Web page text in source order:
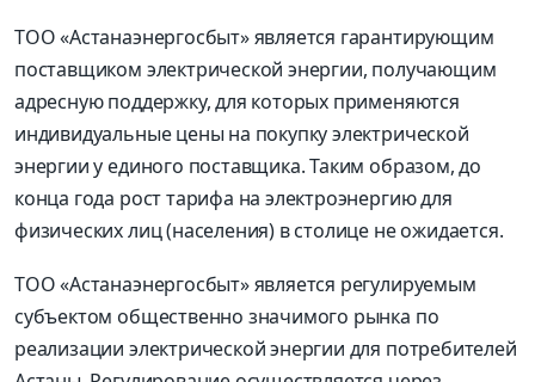
ТОО «Астанаэнергосбыт» является гарантирующим
поставщиком электрической энергии, получающим
адресную поддержку, для которых применяются
индивидуальные цены на покупку электрической
энергии у единого поставщика. Таким образом, до
конца года рост тарифа на электроэнергию для
физичес­ких лиц (населения) в столице не ожидается.
ТОО «Астанаэнергосбыт» является регулируемым
субъектом общественно значимого рынка по
реализации электрической энергии для потребителей